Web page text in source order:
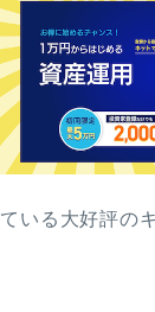
いる大好評の